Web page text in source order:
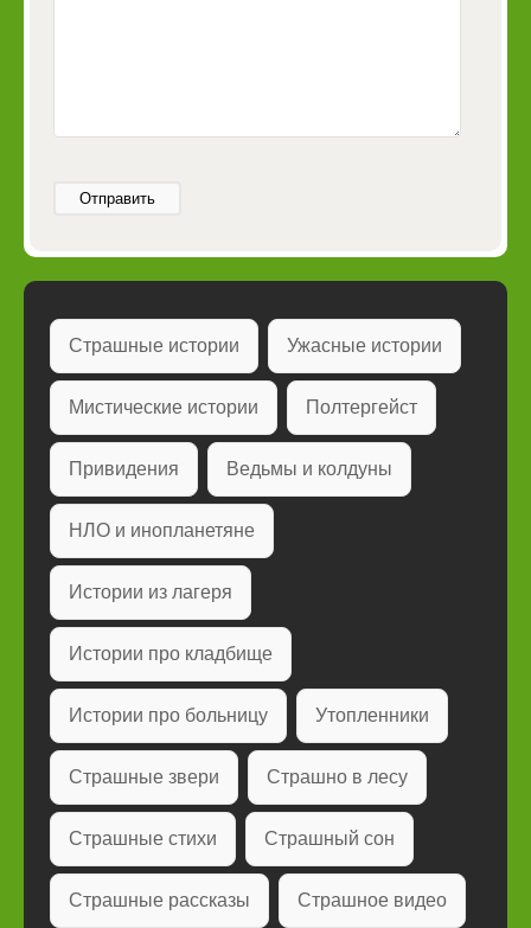
Отправить
Страшные истории Ужасные истории
Мистические истории Полтергейст
Привидения Ведьмы и колдуны
НЛО и инопланетяне
Истории из лагеря
Истории про кладбище
Истории про больницу Утопленники
Страшные звери Страшно в лесу
Страшные стихи Страшный сон
Страшные рассказы Страшное видео